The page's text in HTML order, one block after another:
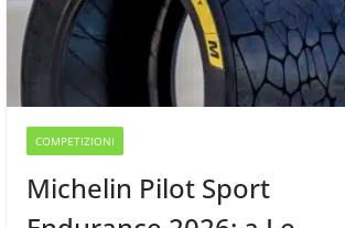
COMPETIZIONI
Michelin Pilot Sport